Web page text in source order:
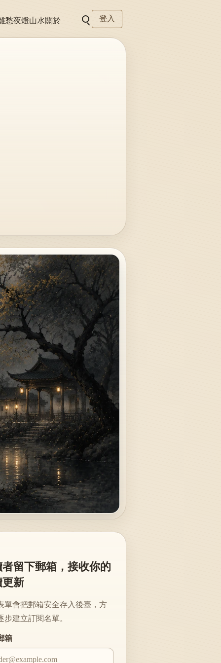
愁夜燈山水關於 登入
留下郵箱，接收你的
新
單會把郵箱安全存入後臺，方
步建立訂閱名單。
箱